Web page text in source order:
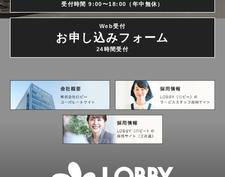
受付時間 9:00〜18:00（年中無休）
Web受付
お申し込みフォーム
24時間受付